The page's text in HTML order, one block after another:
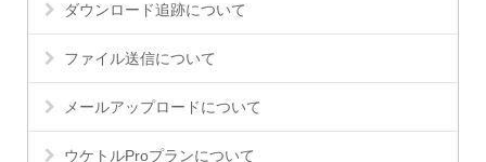
ダウンロード追跡について
ファイル送信について
メールアップロードについて
ウケトルProプランについて